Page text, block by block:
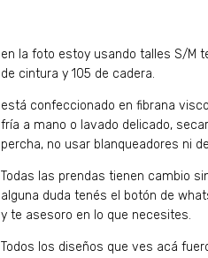
en la foto estoy usando talles S/M
de cintura y 105 de cadera.
está confeccionado en fibrana
fría a mano o lavado delicado,
percha, no usar blanqueadores ni
Todas las prendas tienen cambio
alguna duda tenés el botón de
y te asesoro en lo que necesites.
Todos los diseños que ves acá